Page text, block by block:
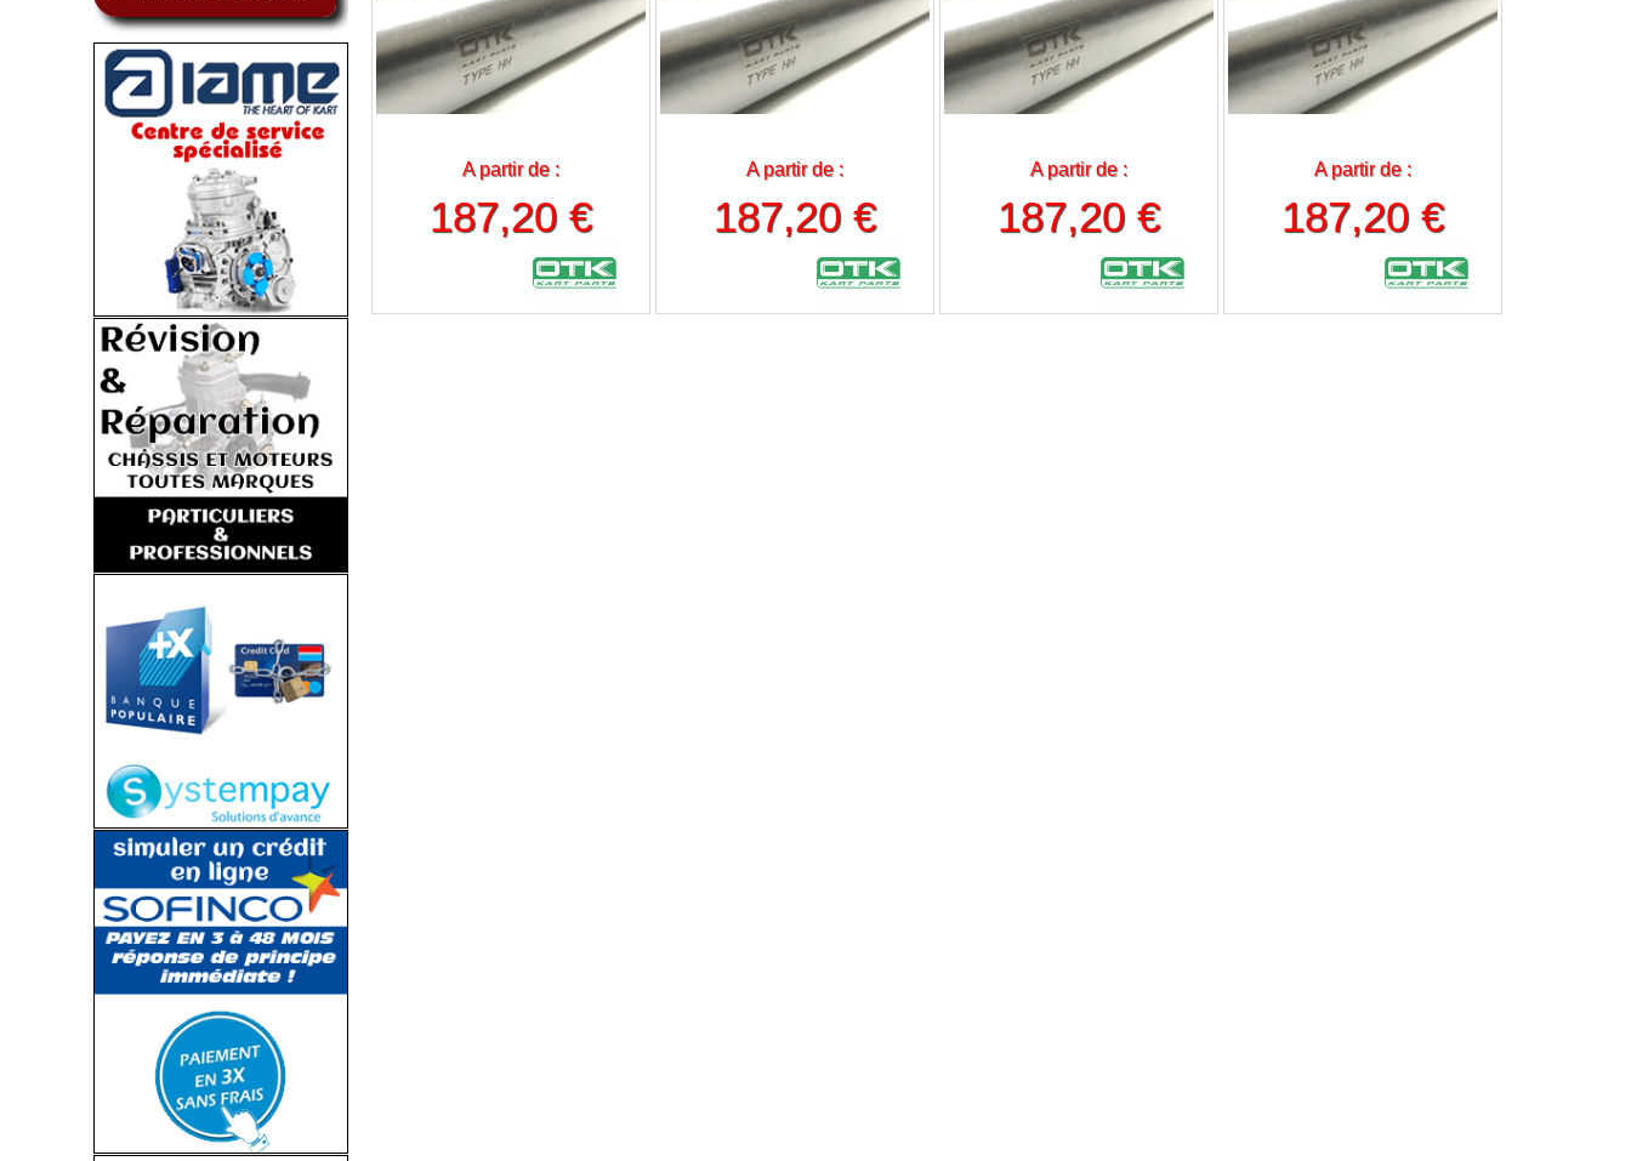
A partir de :
187,20 €
A partir de :
187,20 €
A partir de :
187,20 €
A partir de :
187,20 €